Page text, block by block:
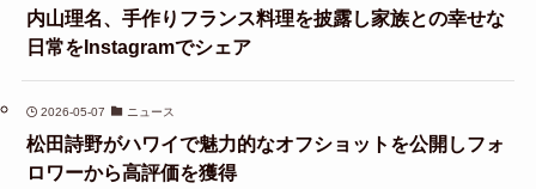
内山理名、手作りフランス料理を披露し家族との幸せな
日常をInstagramでシェア
2026-05-07 ニュース
松田詩野がハワイで魅力的なオフショットを公開しフォ
ロワーから高評価を獲得